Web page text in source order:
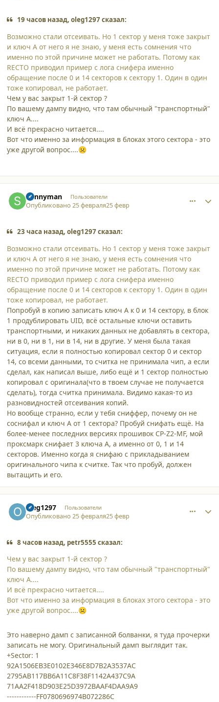
19 часов назад, oleg1297 сказал:
Возможно стали отсеивать. Но 1 сектор у меня тоже закрыт
и ключ А от него я не знаю, у меня есть сомнения что
именно по этой причине может не работать. Потому как
RECTO приводил пример с лога снифера именно
обращение после 0 и 14 секторов к сектору 1. Один в один
тоже копировал, не работает.
Чем у вас закрыт 1-й сектор ?
По вашему дампу видно, что там обычный "транспортный"
ключ A....
И всё прекрасно читается....
Вот что именно за информация в блоках этого сектора - это
уже другой вопрос....☹️
Sunnyman Пользователи
Опубликовано25 февраля25 февр
23 часа назад, oleg1297 сказал:
Возможно стали отсеивать. Но 1 сектор у меня тоже закрыт
и ключ А от него я не знаю, у меня есть сомнения что
именно по этой причине может не работать. Потому как
RECTO приводил пример с лога снифера именно
обращение после 0 и 14 секторов к сектору 1. Один в один
тоже копировал, не работает.
Попробуй в копию записать ключ А к 0 и 14 сектору, в блок
1 продублировать UID, всё остальные ключи оставить
транспортными, и никаких данных не добавлять в сектора,
ни в 0, ни в 1, ни в 14, ни в другие. У меня была такая
ситуация, если я полностью копировал сектор 0 и сектор
14, со всеми данными, то считка не принимала чип, а если
сделал, как написал выше, либо ещё и 1 сектор полностью
копировал с оригинала(что в твоем случае не получается
сделать), тогда считка принимала. Видимо какая-то из
разновидностей отсеивания копий.
Но вообще странно, если у тебя сниффер, почему он не
соснифал и ключ А от 1 сектора? Пробуй снифать ещё. На
более-менее последних версиях прошивок CP-Z2-MF, мой
проксмарк снифает 3 ключа А, а именно от 0, 1 и 14
секторов. Именно когда я снифаю с прикладыванием
оригинального чипа к считке. Так что пробуй, должен
вытащить и его.
oleg1297 Пользователи
Опубликовано25 февраля25 февр
8 часов назад, petr5555 сказал:
Чем у вас закрыт 1-й сектор ?
По вашему дампу видно, что там обычный "транспортный"
ключ A....
И всё прекрасно читается....
Вот что именно за информация в блоках этого сектора - это
уже другой вопрос....☹️
Это наверно дамп с записанной болванки, я туда прочерки
записать не могу. Оригинальный дамп выглядит так.
+Sector: 1
92A1506EB3E0102E346E8D7B2A3537AC
2795AB117BB6A11C8F38F1142A437C9A
71AA2F418D903E25D3972BAAF4DAA9A9
------------FF0780696974B072286C